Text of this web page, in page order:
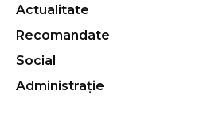
Actualitate
Recomandate
Social
Administrație